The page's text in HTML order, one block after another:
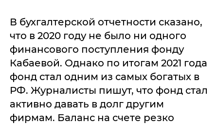
В бухгалтерской отчетности сказано,
что в 2020 году не было ни одного
финансового поступления фонду
Кабаевой. Однако по итогам 2021 года
фонд стал одним из самых богатых в
РФ. Журналисты пишут, что фонд стал
активно давать в долг другим
фирмам. Баланс на счете резко